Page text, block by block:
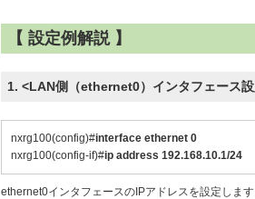
【 設定例解説 】
1. <LAN側（ethernet0）インタフェース
nxrg100(config)#interface ethernet 0
nxrg100(config-if)#ip address 192.168.10.1/24
ethernet0インタフェースのIPアドレスを設定します